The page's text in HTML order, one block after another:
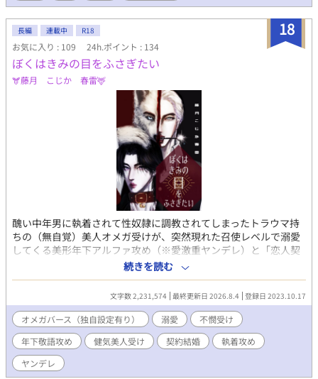
18
長編 連載中 R18
お気に入り : 109 24h.ポイント : 134
ぼくはきみの目をふさぎたい
🫎藤月 こじか 春雷🦌
醜い中年男に執着されて性奴隷に調教されてしまったトラウマ持
ちの（無自覚）美人オメガ受けが、突然現れた召使レベルで溺愛
してくる美形年下アルファ攻め（※愛激重ヤンデレ）と「恋人契
約」を結び、地獄から天国くらい180度変わった環境でとにかく
結婚を迫られて（ひとまず）「婚姻契約」を結ぶ、改変オメガバ
ースBL。 主に敬語の癇癪もち執着ドＳ作家アルファ×健気儚げ、
でも芯強めで実はプライド高め、理屈っぽい卑屈ドＭオメガ（※
ド天然） ※受けも病んでるのでたまにヤンデレ化。 ※攻めは獣人
化要素あり（狼、人狼、人間）。 ※今後攻め×受けで主従プレイ
（SMプレイ）も含まれそう。 【あらすじ】 「私と一週間の〝恋
人契約〟を結んでください。」 オメガ男性、27歳のユンファ（受
け）は「性奴隷契約」を交わしたケグリが経営する店で日夜働
続きを読む
文字数 2,231,574 最終更新日 2026.8.4 登録日 2023.10.17
オメガバース（独自設定有り） 溺愛
不憫受け
年下敬語攻め
健気美人受け 契約結婚
執着攻め
ヤンデレ